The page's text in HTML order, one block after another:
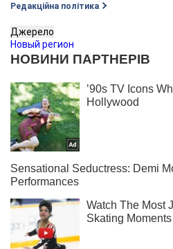
Редакційна політика
Джерело
Новый регион